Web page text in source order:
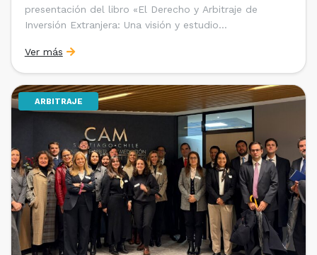
presentación del libro «El Derecho y Arbitraje de
Inversión Extranjera: Una visión y estudio
«Santiago Very Young Arbitration Practitioners»
(SVYAP), iniciativa que reúne a jóvenes profesionales
interesados en el arbitraje doméstico e internacional,
[…]
Ver más
ARBITRAJE